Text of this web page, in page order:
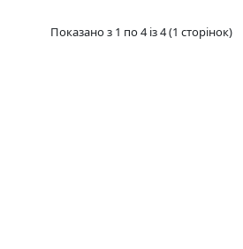
Показано з 1 по 4 із 4 (1 сторінок)